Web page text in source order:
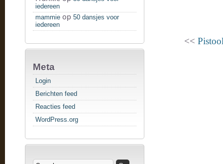
iedereen
mammie op 50 dansjes voor
iedereen
Meta
Login
Berichten feed
Reacties feed
WordPress.org
<<